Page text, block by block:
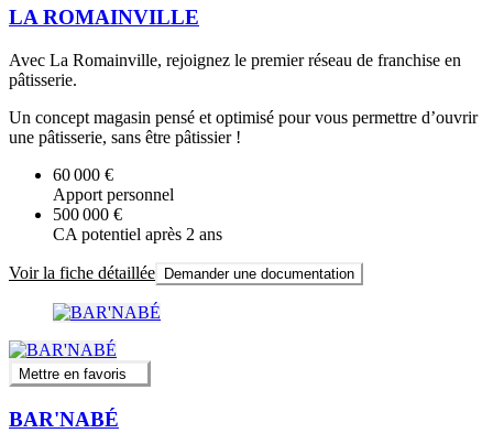
LA ROMAINVILLE
Avec La Romainville, rejoignez le premier réseau de franchise en
pâtisserie.
Un concept magasin pensé et optimisé pour vous permettre d’ouvrir
une pâtisserie, sans être pâtissier !
60 000 €
Apport personnel
500 000 €
CA potentiel après 2 ans
Voir la fiche détaillée Demander une documentation
Mettre en favoris
BAR'NABÉ